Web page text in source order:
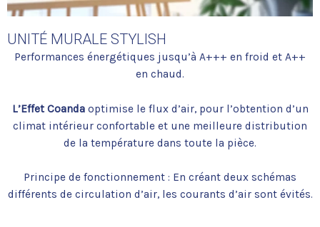
UNITÉ MURALE STYLISH
Performances énergétiques jusqu’à A+++ en froid et A++
en chaud.
L’Effet Coandaoptimise le flux d’air, pour l’obtention d’un
climat intérieur confortable et une meilleure distribution
de la température dans toute la pièce.
Principe de fonctionnement : En créant deux schémas
différents de circulation d’air, les courants d’air sont évités.